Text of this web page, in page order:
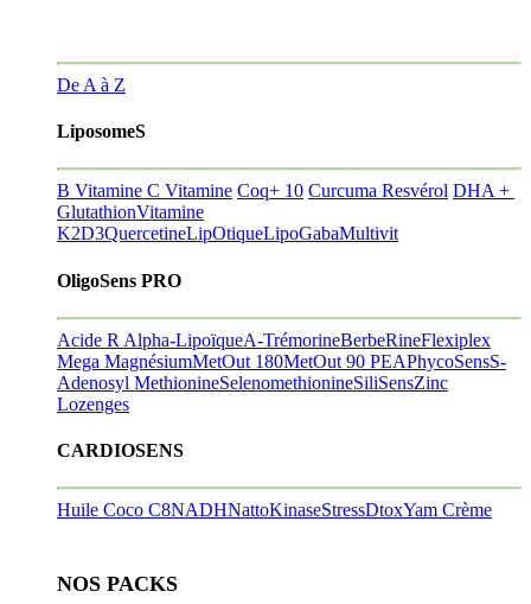
De A à Z
LiposomeS
B Vitamine C Vitamine Coq+ 10 Curcuma Resvérol DHA +
GlutathionVitamine
K2D3QuercetineLipOtiqueLipoGabaMultivit
OligoSens PRO
Acide R Alpha-LipoïqueA-TrémorineBerbeRineFlexiplex
Mega MagnésiumMetOut 180MetOut 90 PEAPhycoSensS-
Adenosyl MethionineSelenomethionineSiliSensZinc
Lozenges
CARDIOSENS
Huile Coco C8NADHNattoKinaseStressDtoxYam Crème
NOS PACKS